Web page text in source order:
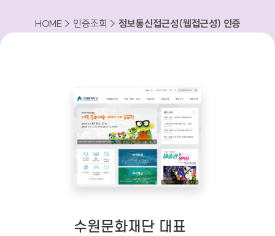
HOME > 인증조회 > 정보통신접근성(웹접근성) 인증
수원문화재단 대표